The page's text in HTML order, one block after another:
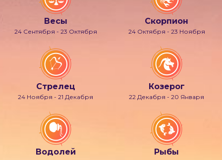
Весы
24 Сентября - 23 Октября
Скорпион
24 Октября - 23 Ноября
Стрелец
24 Ноября - 21 Декабря
Козерог
22 Декабря - 20 Января
Водолей Рыбы